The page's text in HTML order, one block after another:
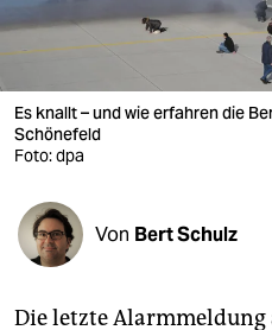
wahrheit
verlag
verlag
shop
fragen & hilfe
unterstützen
Es knallt – und wie erfahren die
Schönefeld
Foto: dpa
Von Bert Schulz
Die letzte